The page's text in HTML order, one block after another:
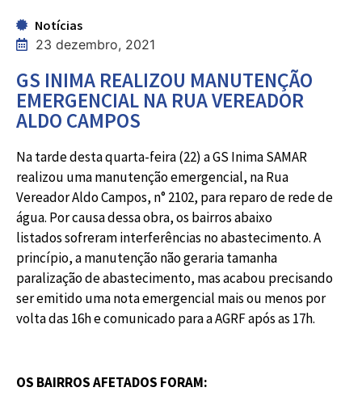
Notícias
23 dezembro, 2021
GS INIMA REALIZOU MANUTENÇÃO
EMERGENCIAL NA RUA VEREADOR
ALDO CAMPOS
Na tarde desta quarta-feira (22) a GS Inima SAMAR
realizou uma manutenção emergencial, na Rua
Vereador Aldo Campos, n° 2102, para reparo de rede de
água. Por causa dessa obra, os bairros abaixo
listados sofreram interferências no abastecimento. A
princípio, a manutenção não geraria tamanha
paralização de abastecimento, mas acabou precisando
ser emitido uma nota emergencial mais ou menos por
volta das 16h e comunicado para a AGRF após as 17h.
OS BAIRROS AFETADOS FORAM: